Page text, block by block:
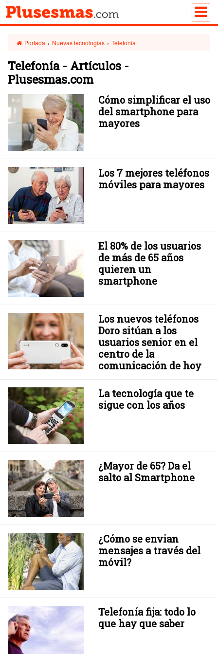
Portada › Nuevas tecnologías › Telefonía
Telefonía - Artículos -
Plusesmas.com
Cómo simplificar el uso
del smartphone para
mayores
Los 7 mejores teléfonos
móviles para mayores
El 80% de los usuarios
de más de 65 años
quieren un
smartphone
Los nuevos teléfonos
Doro sitúan a los
usuarios senior en el
centro de la
comunicación de hoy
La tecnología que te
sigue con los años
¿Mayor de 65? Da el
salto al Smartphone
¿Cómo se envian
mensajes a través del
móvil?
Telefonía fija: todo lo
que hay que saber